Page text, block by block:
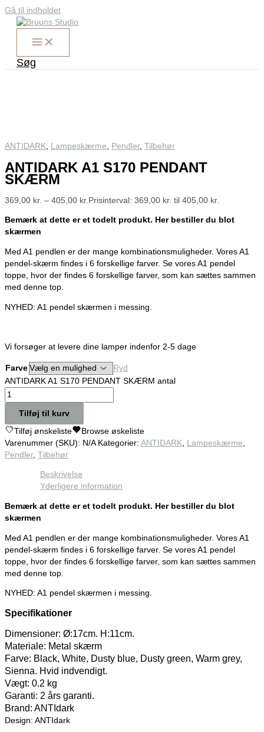
Gå til indholdet
Søg
ANTIDARK, Lampeskærme, Pendler, Tilbehør
ANTIDARK A1 S170 PENDANT
SKÆRM
369,00 kr. – 405,00 kr. Prisinterval: 369,00 kr. til 405,00 kr.
Bemærk at dette er et todelt produkt. Her bestiller du blot
skærmen
Med A1 pendlen er der mange kombinationsmuligheder. Vores A1
pendel-skærm findes i 6 forskellige farver. Se vores A1 pendel
toppe, hvor der findes 6 forskellige farver, som kan sættes sammen
med denne top.
NYHED: A1 pendel skærmen i messing.
Vi forsøger at levere dine lamper indenfor 2-5 dage
Farve
Ryd
ANTIDARK A1 S170 PENDANT SKÆRM antal
Tilføj til kurv
Tilføj ønskeliste Browse øskeliste
Varenummer (SKU): N/A Kategorier: ANTIDARK Lampeskærme
Pendler, Tilbehør
Beskrivelse
Yderligere information
Bemærk at dette er et todelt produkt. Her bestiller du blot
skærmen
Med A1 pendlen er der mange kombinationsmuligheder. Vores A1
pendel-skærm findes i 6 forskellige farver. Se vores A1 pendel
toppe, hvor der findes 6 forskellige farver, som kan sættes sammen
med denne top.
NYHED: A1 pendel skærmen i messing.
Specifikationer
Dimensioner: Ø:17cm. H:11cm.
Materiale: Metal skærm
Farve: Black, White, Dusty blue, Dusty green, Warm grey,
Sienna. Hvid indvendigt.
Vægt: 0.2 kg
Garanti: 2 års garanti.
Brand: ANTIdark
Design: ANTIdark